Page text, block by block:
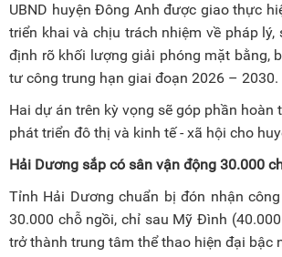
UBND huyện Đông Anh được giao thực
triển khai và chịu trách nhiệm về pháp
định rõ khối lượng giải phóng mặt bằng,
tư công trung hạn giai đoạn 2026 – 2030.
Hai dự án trên kỳ vọng sẽ góp phần
phát triển đô thị và kinh tế - xã hội cho
Hải Dương sắp có sân vận động 30.000
Tỉnh Hải Dương chuẩn bị đón nhận
30.000 chỗ ngồi, chỉ sau Mỹ Đình
trở thành trung tâm thể thao hiện đại bậc